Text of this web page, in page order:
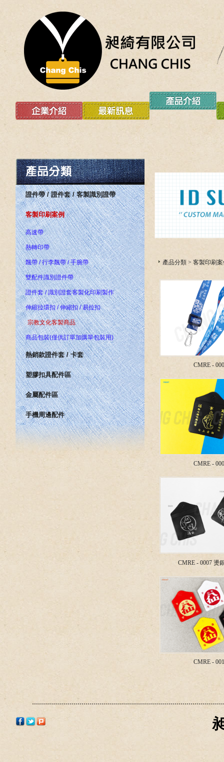
證件帶 / 證件套 / 客製識別證帶
客製印刷案例
高速帶
熱轉印帶
飄帶 / 行李飄帶 / 手腕帶
雙配件識別證件帶
證件套 / 識別證套客製化印刷製作
伸縮拉環扣 / 伸縮扣 / 易拉扣
宗教文化客製商品
商品包裝(僅供訂單加購單包裝用)
熱銷款證件套 / 卡套
塑膠扣具配件區
金屬配件區
手機周邊配件
產品分類 > 客製印刷
CMRE -
CMRE -
CMRE - 0007 燙
CMRE -